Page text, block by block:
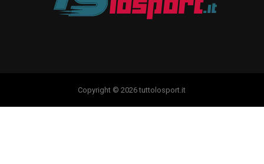
Copyright © 2026 tuttolosport.it